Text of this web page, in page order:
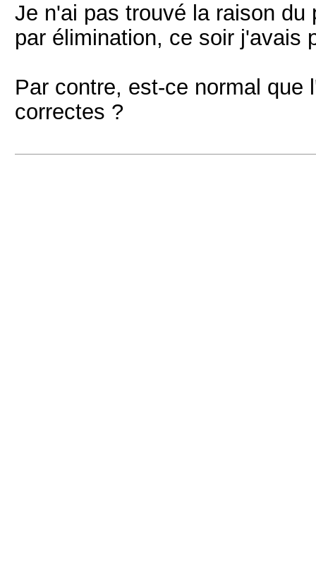
Je n'ai pas trouvé la raison
par élimination, ce soir j'avais
Par contre, est-ce normal que
correctes ?